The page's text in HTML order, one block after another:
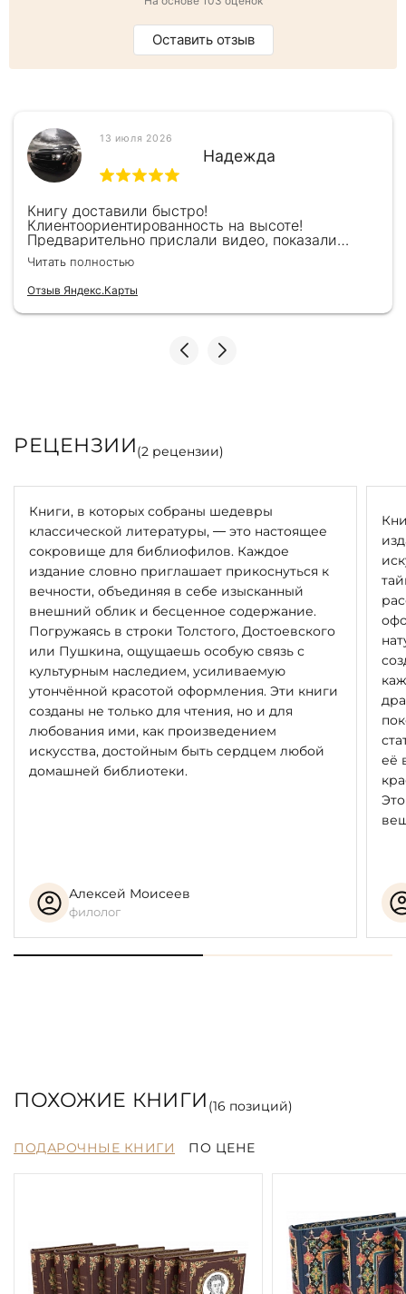
Оставить отзыв
13 июля 2026
Надежда
Книгу доставили быстро!
Клиентоориентированность на высоте!
Предварительно прислали видео, показали
книжку, быстро отправили и положили
подарочек) Спасибо!!!
Читать полностью
Отзыв Яндекс.Карты
РЕЦЕНЗИИ(2 рецензии)
Книги, в которых собраны шедевры
классической литературы, — это настоящее
сокровище для библиофилов. Каждое
издание словно приглашает прикоснуться к
вечности, объединяя в себе изысканный
внешний облик и бесценное содержание.
Погружаясь в строки Толстого, Достоевского
или Пушкина, ощущаешь особую связь с
культурным наследием, усиливаемую
утончённой красотой оформления. Эти книги
созданы не только для чтения, но и для
любования ими, как произведением
искусства, достойным быть сердцем любой
домашней библиотеки.
Алексей Моисеев
филолог
её
ПОХОЖИЕ КНИГИ (16 позиций)
ПОДАРОЧНЫЕ КНИГИ ПО ЦЕНЕ